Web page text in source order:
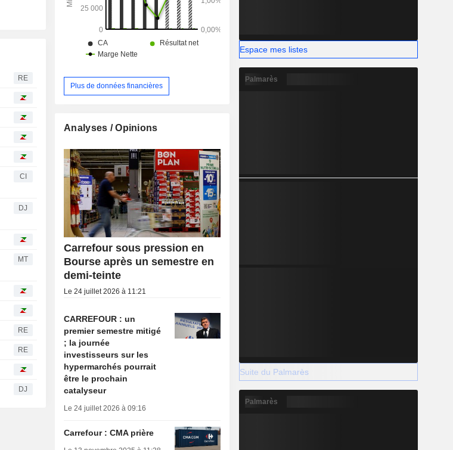
RE
CI
DJ
MT
RE
RE
DJ
Plus de données financières
Analyses / Opinions
Carrefour sous pression en
Bourse après un semestre en
demi-teinte
Le 24 juillet 2026 à 11:21
CARREFOUR : un
premier semestre mitigé
; la journée
investisseurs sur les
hypermarchés pourrait
être le prochain
catalyseur
Le 24 juillet 2026 à 09:16
Carrefour : CMA prière
Espace mes listes
Palmarès
Suite du Palmarès
Palmarès